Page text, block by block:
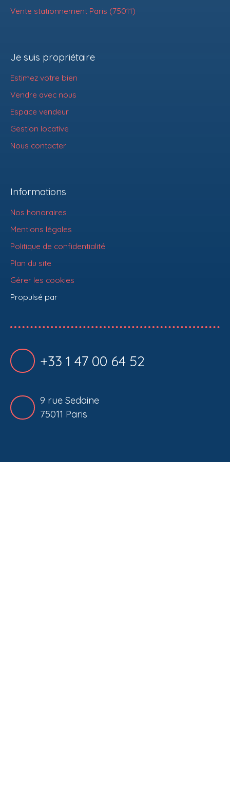
Vente stationnement Paris (75011)
Je suis propriétaire
Estimez votre bien
Vendre avec nous
Espace vendeur
Gestion locative
Nous contacter
Informations
Nos honoraires
Mentions légales
Politique de confidentialité
Plan du site
Gérer les cookies
Propulsé par
+33 1 47 00 64 52
9 rue Sedaine
75011 Paris